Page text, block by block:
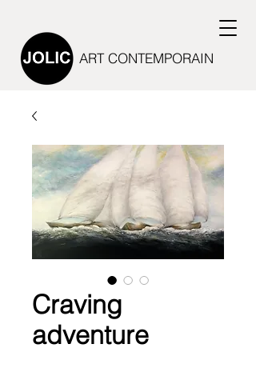
ART CONTEMPORAIN
Craving
adventure